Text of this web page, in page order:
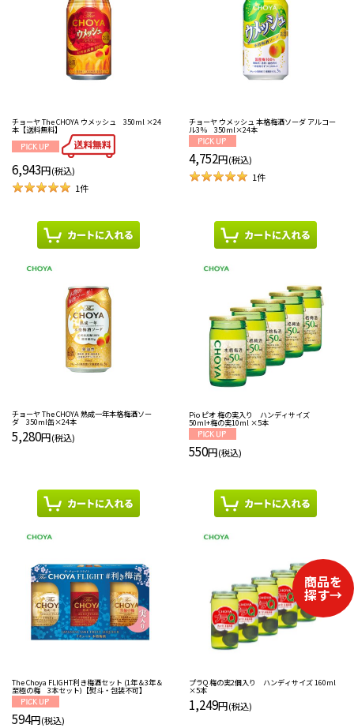
チョーヤ The CHOYA ウメッシュ 350ml ×24
本【送料無料】
6,943円(税込)
1件
チョーヤ ウメッシュ 本格梅酒ソーダ アルコー
ル3％ 350ml×24本
4,752円(税込)
1件
チョーヤ The CHOYA 熟成一年本格梅酒ソー
ダ 350ml缶×24本
5,280円(税込)
Pio ピオ 梅の実入り ハンディサイズ
50ml+梅の実10ml ×5本
550円(税込)
The Choya FLIGHT利き梅酒セット (1年＆3年＆
至極の梅 3本セット)【熨斗・包装不可】
594円(税込)
プラQ 梅の実2個入り ハンディサイズ 160ml
×5本
1,249円(税込)